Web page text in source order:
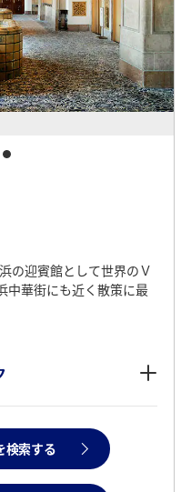
の迎賓館として世界のＶ
中華街にも近く散策に最
検索する